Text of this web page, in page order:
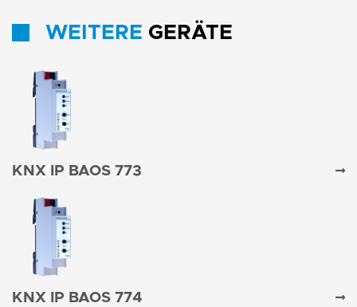
WEITERE GERÄTE
KNX IP BAOS 773
KNX IP BAOS 774